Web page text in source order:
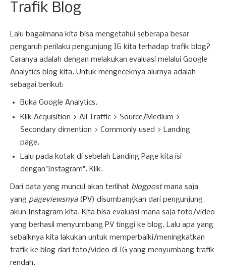
Trafik Blog
Lalu bagaimana kita bisa mengetahui seberapa besar
pengaruh perilaku pengunjung IG kita terhadap trafik blog?
Caranya adalah dengan melakukan evaluasi melalui Google
Analytics blog kita. Untuk mengeceknya alurnya adalah
sebagai berikut:
Buka Google Analytics.
Klik Acquisition > All Traffic > Source/Medium >
Secondary dimention > Commonly used > Landing
page.
Lalu pada kotak di sebelah Landing Page kita isi
dengan"Instagram". Klik.
Dari data yang muncul akan terlihat blogpostmana saja
yang pageviewsnya (PV) disumbangkan dari pengunjung
akun Instagram kita. Kita bisa evaluasi mana saja foto/video
yang berhasil menyumbang PV tinggi ke blog. Lalu apa yang
sebaiknya kita lakukan untuk memperbaiki/meningkatkan
trafik ke blog dari foto/video di IG yang menyumbang trafik
rendah.